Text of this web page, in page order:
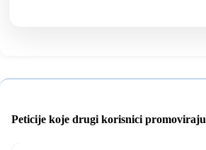
Peticije koje drugi korisnici promoviraju